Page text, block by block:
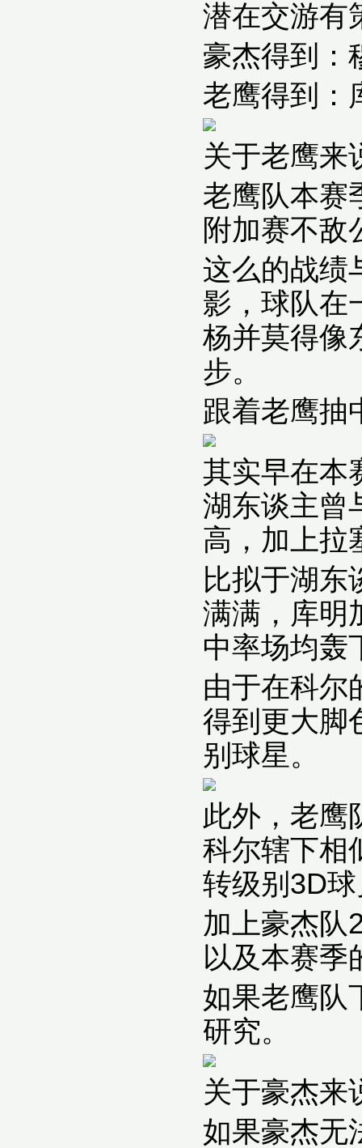
潜在交游有
豪杰得到：
老鹰得到：
关于老鹰来
老鹰队本赛
附加赛不敌
这么的战绩
影，球队在
杨并莫得像
步。
跟着老鹰抽
其实早在本
湖东谈主曾
高，加上拉
比拟于湖东
满满，库明
中率场均轰
由于在科尔
得到更大脚
别球星。
此外，老鹰
科尔辖下相
转级别3D
加上豪杰队
以及本赛季
如果老鹰队
研究。
关于豪杰来
如果豪杰无